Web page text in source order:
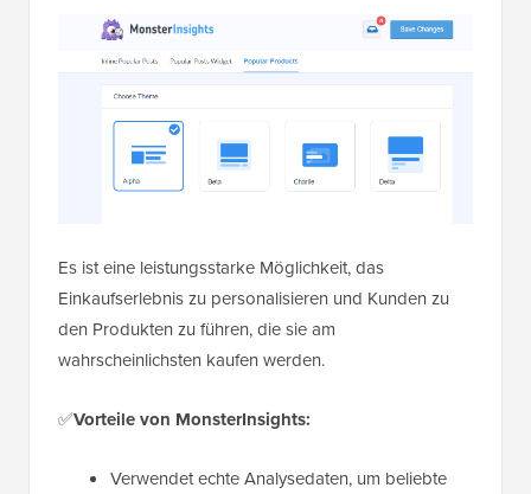
Es ist eine leistungsstarke Möglichkeit, das
Einkaufserlebnis zu personalisieren und Kunden zu
den Produkten zu führen, die sie am
wahrscheinlichsten kaufen werden.
✅Vorteile von MonsterInsights:
Verwendet echte Analysedaten, um beliebte